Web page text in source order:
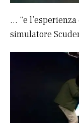
… “e
simulatore